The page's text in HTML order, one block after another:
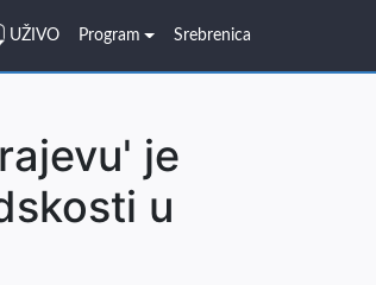
UŽIVO Program Srebrenica
je
u